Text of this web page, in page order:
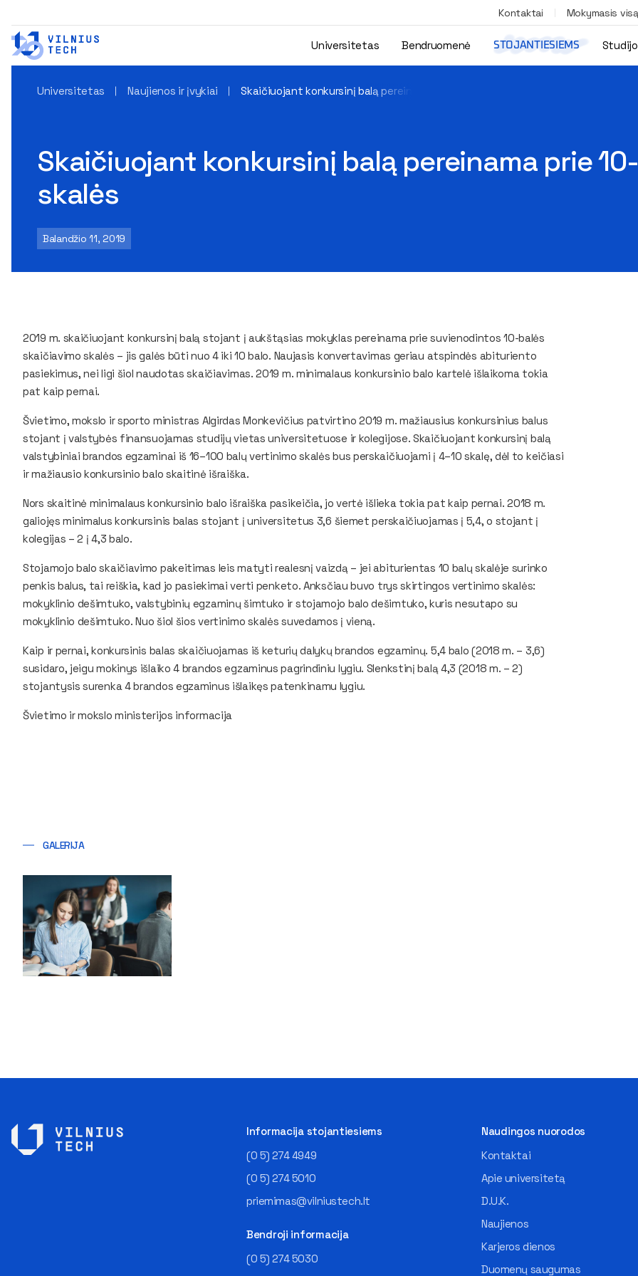
Kontaktai Mokymasis
Universitetas Bendruomenė STOJANTIESIEMS
Universitetas Naujienos ir įvykiai Skaičiuojant konkursinį balą pereinama prie 10-balės skaičiavimo skalės
Skaičiuojant konkursinį balą pereinama prie
skalės
Balandžio 11, 2019
2019 m. skaičiuojant konkursinį balą stojant į aukštąsias mokyklas pereinama prie suvienodintos 10-balės
skaičiavimo skalės – jis galės būti nuo 4 iki 10 balo. Naujasis konvertavimas geriau atspindės abituriento
pasiekimus, nei ligi šiol naudotas skaičiavimas. 2019 m. minimalaus konkursinio balo kartelė išlaikoma tokia
pat kaip pernai.
Švietimo, mokslo ir sporto ministras Algirdas Monkevičius patvirtino 2019 m. mažiausius konkursinius balus
stojant į valstybės finansuojamas studijų vietas universitetuose ir kolegijose. Skaičiuojant konkursinį balą
valstybiniai brandos egzaminai iš 16–100 balų vertinimo skalės bus perskaičiuojami į 4–10 skalę, dėl to keičiasi
ir mažiausio konkursinio balo skaitinė išraiška.
Nors skaitinė minimalaus konkursinio balo išraiška pasikeičia, jo vertė išlieka tokia pat kaip pernai. 2018 m.
galiojęs minimalus konkursinis balas stojant į universitetus 3,6 šiemet perskaičiuojamas į 5,4, o stojant į
kolegijas – 2 į 4,3 balo.
Stojamojo balo skaičiavimo pakeitimas leis matyti realesnį vaizdą – jei abiturientas 10 balų skalėje surinko
penkis balus, tai reiškia, kad jo pasiekimai verti penketo. Anksčiau buvo trys skirtingos vertinimo skalės:
mokyklinio dešimtuko, valstybinių egzaminų šimtuko ir stojamojo balo dešimtuko, kuris nesutapo su
mokyklinio dešimtuko. Nuo šiol šios vertinimo skalės suvedamos į vieną.
Kaip ir pernai, konkursinis balas skaičiuojamas iš keturių dalykų brandos egzaminų. 5,4 balo (2018 m. – 3,6)
susidaro, jeigu mokinys išlaiko 4 brandos egzaminus pagrindiniu lygiu. Slenkstinį balą 4,3 (2018 m. – 2)
stojantysis surenka 4 brandos egzaminus išlaikęs patenkinamu lygiu.
Švietimo ir mokslo ministerijos informacija
GALERIJA
Informacija stojantiesiems
(0 5) 274 4949
(0 5) 274 5010
priemimas@vilniustech.lt
Bendroji informacija
(0 5) 274 5030
Naudingos nuorodos
Kontaktai
Apie universitetą
D.U.K.
Naujienos
Karjeros dienos
Duomenų saugumas